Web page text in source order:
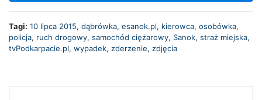
Tagi: 10 lipca 2015, dąbrówka, esanok.pl, kierowca, osobówka,
policja, ruch drogowy, samochód ciężarowy, Sanok, straż miejska,
tvPodkarpacie.pl, wypadek, zderzenie, zdjęcia